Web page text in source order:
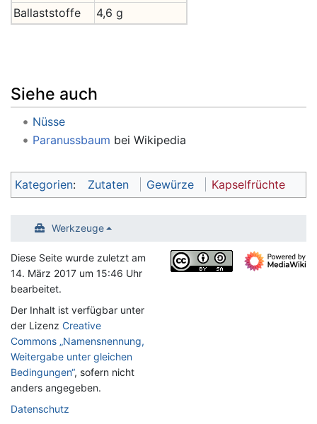
Ballaststoffe
4,6 g
Siehe auch
Nüsse
Paranussbaum bei Wikipedia
Kategorien: Zutaten Gewürze Kapselfrüchte
Werkzeuge
Diese Seite wurde zuletzt am
14. März 2017 um 15:46 Uhr
bearbeitet.
Der Inhalt ist verfügbar unter
der Lizenz Creative
Commons „Namensnennung,
Weitergabe unter gleichen
Bedingungen“, sofern nicht
anders angegeben.
Datenschutz